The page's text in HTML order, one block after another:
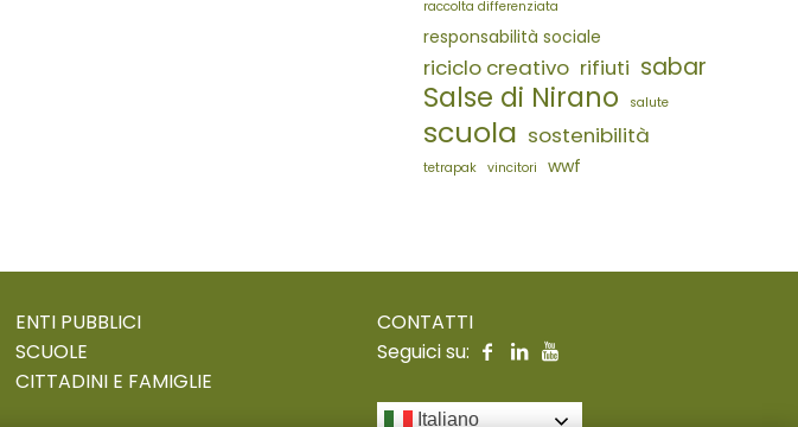
raccolta differenziata
responsabilità sociale
riciclo creativo rifiuti sabar
Salse di Nirano salute
scuola sostenibilità
tetrapak vincitori wwf
ENTI PUBBLICI
SCUOLE
CITTADINI E FAMIGLIE
CONTATTI
Seguici su:
Italiano